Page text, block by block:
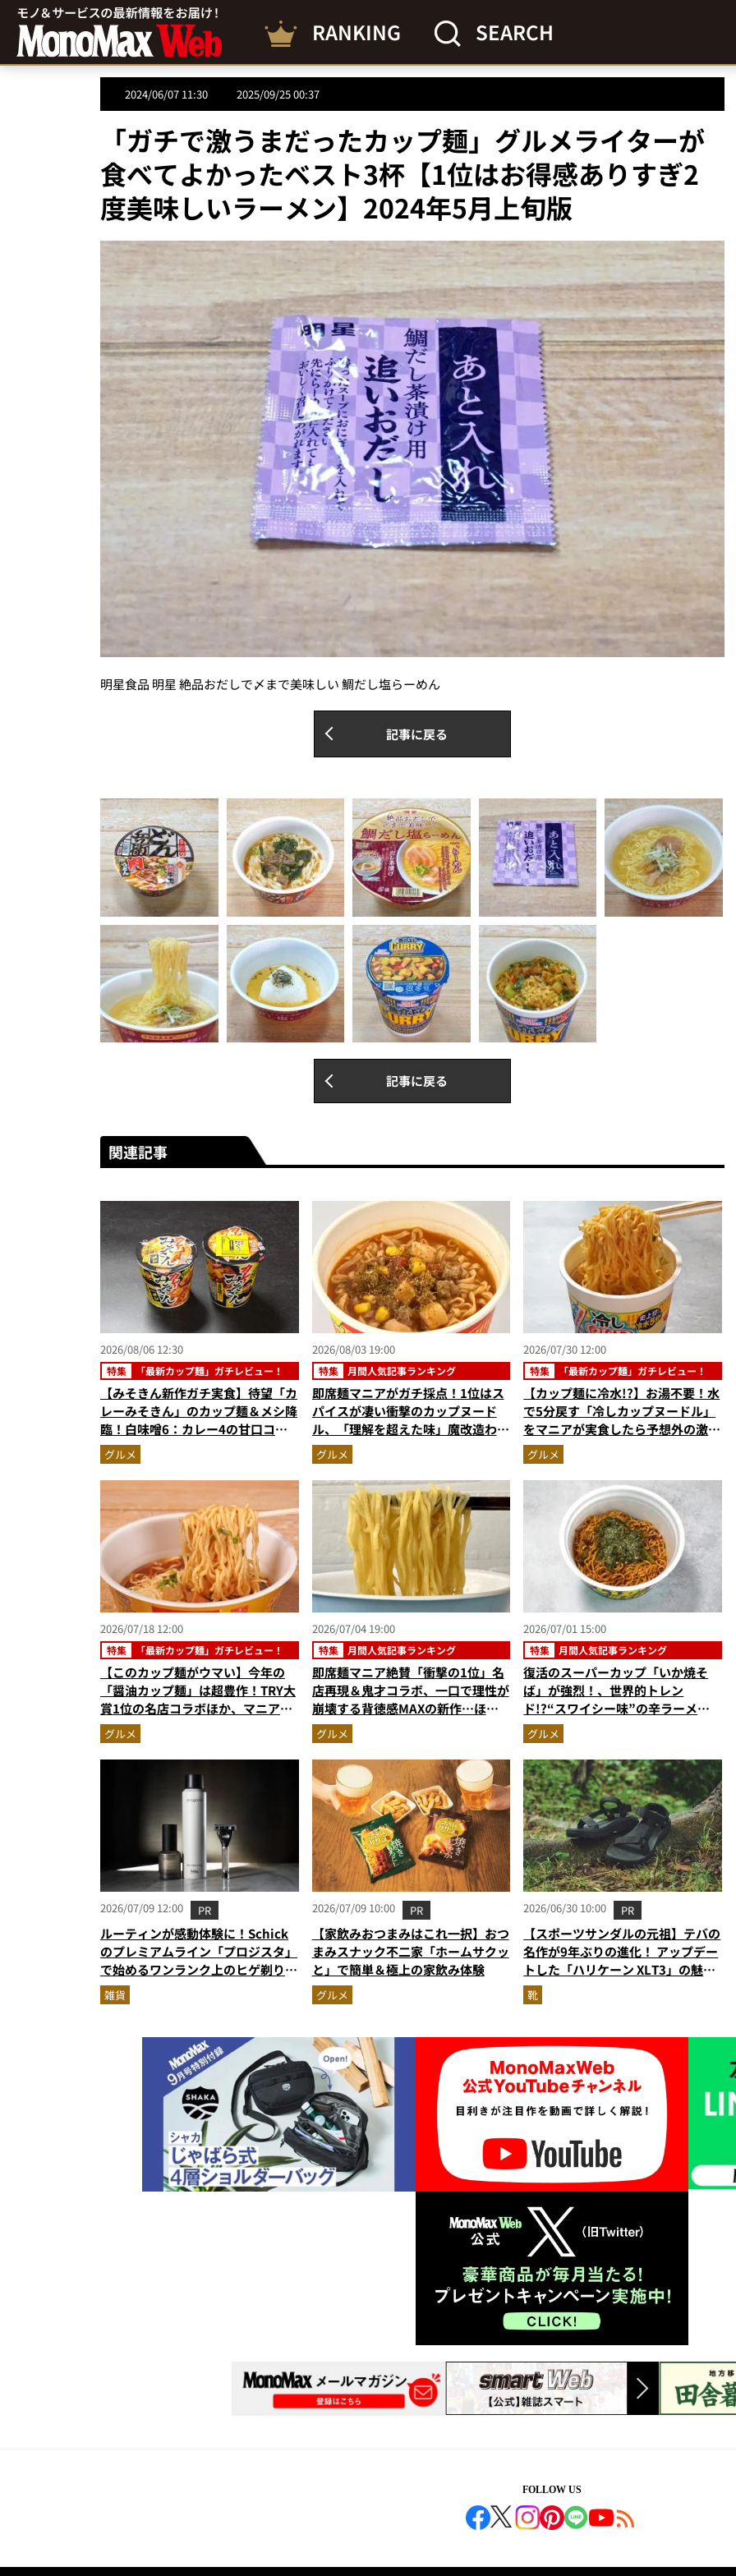
RANKING SEARCH
2024/06/07 11:30 2025/09/25 00:37
「ガチで激うまだったカップ麺」グルメライターが
食べてよかったベスト3杯【1位はお得感ありすぎ2
度美味しいラーメン】2024年5月上旬版
明星食品 明星 絶品おだしで〆まで美味しい 鯛だし塩らーめん
記事に戻る
記事に戻る
関連記事
2026/08/06 12:30
特集 「最新カップ麺」ガチレビュー！
【みそきん新作ガチ実食】待望「カ
レーみそきん」のカップ麺＆メシ降
臨！白味噌6：カレー4の甘口コク
旨スープ＆ゴロッと大ぶりポテトに
歓喜
グルメ
2026/08/03 19:00
特集 月間人気記事ランキング
即席麺マニアがガチ採点！1位はス
パイスが凄い衝撃のカップヌード
ル、「理解を超えた味」魔改造わか
めラーメン…ほか【カップ麺の人気
記事ランキングベスト3】（2026年
6月版）
グルメ
2026/07/30 12:00
特集 「最新カップ麺」ガチレビュー！
【カップ麺に冷水!?】お湯不要！水
で5分戻す「冷しカップヌードル」
をマニアが実食したら予想外の激ウ
マ新体験だった
グルメ
2026/07/18 12:00
特集 「最新カップ麺」ガチレビュー！
【このカップ麺がウマい】今年の
「醤油カップ麺」は超豊作！TRY大
賞1位の名店コラボほか、マニア激
推しの3杯を徹底レビュー
グルメ
2026/07/04 19:00
特集 月間人気記事ランキング
即席麺マニア絶賛「衝撃の1位」名
店再現＆鬼才コラボ、一口で理性が
崩壊する背徳感MAXの新作…ほか
【カップ麺の人気記事ランキングベ
スト3】（2026年5月版）
グルメ
2026/07/01 15:00
特集 月間人気記事ランキング
復活のスーパーカップ「いか焼そ
ば」が強烈！、世界的トレン
ド!?“スワイシー味”の辛ラーメ
ン…ほか【カップ焼きそばの人気記
事ランキングベスト3】（2026年5
月版）
グルメ
2026/07/09 12:00 PR
ルーティンが感動体験に！Schick
のプレミアムライン「プロジスタ」
で始めるワンランク上のヒゲ剃り習
慣
雑貨
2026/07/09 10:00 PR
【家飲みおつまみはこれ一択】おつ
まみスナック不二家「ホームサクッ
と」で簡単＆極上の家飲み体験
グルメ
2026/06/30 10:00 PR
【スポーツサンダルの元祖】テバの
名作が9年ぶりの進化！ アップデー
トした「ハリケーン XLT3」の魅力
を識者があらゆる角度から徹底解
説！
靴
FOLLOW US